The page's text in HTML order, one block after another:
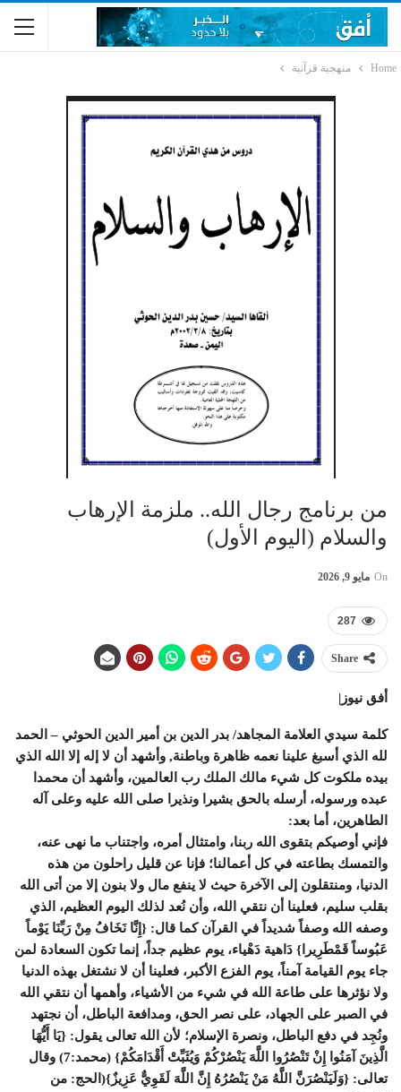
Home منهجية قرآنية
من برنامج رجال الله.. ملزمة الإرهاب
والسلام (اليوم الأول)
On مايو 9, 2026
287
Share
أفق نيوز|
كلمة سيدي العلامة المجاهد/ بدر الدين بن أمير الدين الحوثي – الحمد
لله الذي أسبغ علينا نعمه ظاهرة وباطنة, وأشهد أن لا إله إلا الله الذي
بيده ملكوت كل شيء مالك الملك رب العالمين، وأشهد أن محمدا
عبده ورسوله، أرسله بالحق بشيرا ونذيرا صلى الله عليه وعلى آله
الطاهرين، أما بعد:
فإني أوصيكم بتقوى الله ربنا، وامتثال أمره، واجتناب ما نهى عنه،
والتمسك بطاعته في كل أعمالنا؛ فإنا عن قليل راحلون من هذه
الدنيا، ومنتقلون إلى الآخرة حيث لا ينفع مال ولا بنون إلا من أتى الله
بقلب سليم، فعلينا أن نتقي الله، وأن نُعد لذلك اليوم العظيم، الذي
وصفه الله وصفاً شديداً في القرآن كما قال: {إِنَّا نَخَافُ مِنْ رَبِّنَا يَوْماً
عَبُوساً قَمْطَرِيرا} دَاهية دَهْياء، يوم عظيم جداً، إنما تكون السعادة لمن
جاء يوم القيامة آمناً، يوم الفزع الأكبر، فعلينا أن لا نشتغل بهذه الدنيا
ولا نؤثرها على طاعة الله في شيء من الأشياء، وأهمها أن نتقي الله
في الصبر على الجهاد، على نصر الحق، ومدافعة الباطل، أن نجتهد
ونُجِد في دفع الباطل، ونصرة الإسلام؛ لأن الله تعالى يقول: {يَا أَيُّهَا
الَّذِينَ آمَنُوا إِنْ تَنْصُرُوا اللَّهَ يَنْصُرْكُمْ وَيُثَبِّتْ أَقْدَامَكُمْ} (محمد:7) وقال
تعالى: {وَلَيَنْصُرَنَّ اللَّهُ مَنْ يَنْصُرُهُ إِنَّ اللَّهَ لَقَوِيٌّ عَزِيزٌ}(الحج: من